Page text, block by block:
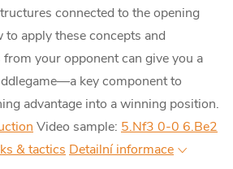
connected to the opening
apply these concepts and
your opponent can give you a
key component to
advantage into a winning position.
Video sample: 5.Nf3 0-0 6.Be2
& tactics Detailní informace